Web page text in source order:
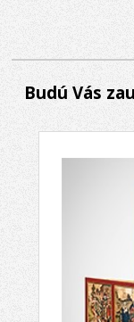
Budú Vás